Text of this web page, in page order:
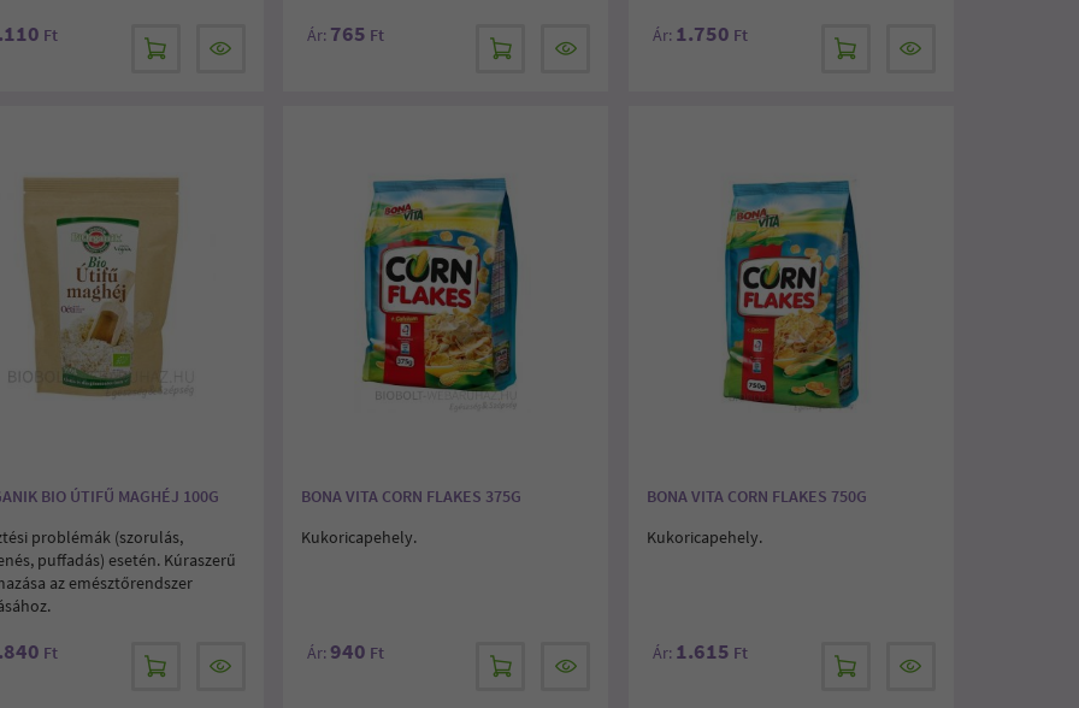
Ft Ár: 765 Ft Ár: 1.750 Ft
BIO ÚTIFŰ MAGHÉJ 100G
problémák (szorulás,
puffadás) esetén. Kúraszerű
az emésztőrendszer
Ft
BONA VITA CORN FLAKES 375G
Kukoricapehely.
Ár: 940 Ft
BONA VITA CORN FLAKES 750G
Kukoricapehely.
Ár: 1.615 Ft